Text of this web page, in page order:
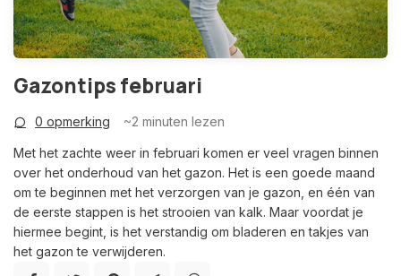
Gazontips februari
0 opmerking ~2 minuten lezen
Met het zachte weer in februari komen er veel vragen binnen
over het onderhoud van het gazon. Het is een goede maand
om te beginnen met het verzorgen van je gazon, en één van
de eerste stappen is het strooien van kalk. Maar voordat je
hiermee begint, is het verstandig om bladeren en takjes van
het gazon te verwijderen.